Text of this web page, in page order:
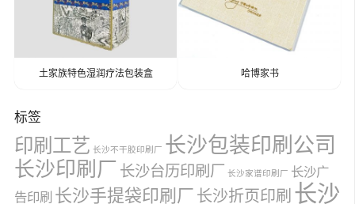
土家族特色湿润疗法包装盒 哈博家书
标签
印刷工艺 长沙不干胶印刷厂 长沙包装印刷公司
长沙印刷厂 长沙台历印刷厂 长沙家谱印刷厂 长沙广
告印刷 长沙手提袋印刷厂 长沙折页印刷 长沙